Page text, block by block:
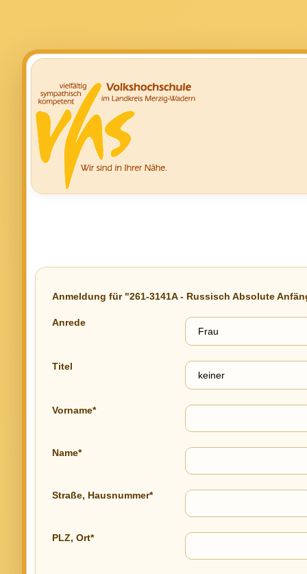
Anmeldung für "261-3141A - Russisch Absolute
Anrede
Titel
Vorname*
Name*
Straße, Hausnummer*
PLZ, Ort*